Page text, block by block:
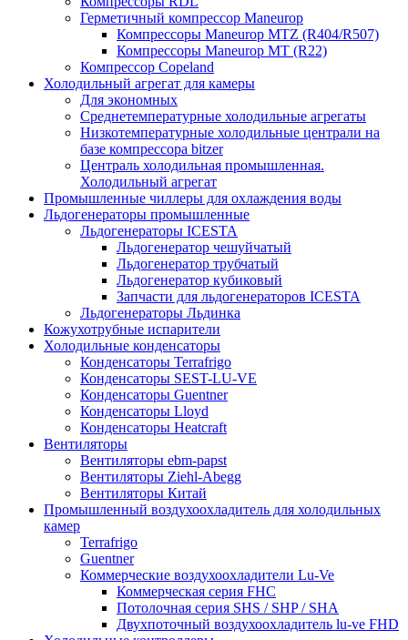
Герметичный компрессор Maneurop
Компрессоры Maneurop MTZ (R404/R507)
Компрессоры Maneurop MT (R22)
Компрессор Copeland
Холодильный агрегат для камеры
Для экономных
Среднетемпературные холодильные агрегаты
Низкотемпературные холодильные централи на
базе компрессора bitzer
Централь холодильная промышленная.
Холодильный агрегат
Промышленные чиллеры для охлаждения воды
Льдогенераторы промышленные
Льдогенераторы ICESTA
Льдогенератор чешуйчатый
Льдогенератор трубчатый
Льдогенератор кубиковый
Запчасти для льдогенераторов ICESTA
Льдогенераторы Льдинка
Кожухотрубные испарители
Холодильные конденсаторы
Конденсаторы Terrafrigo
Конденсаторы SEST-LU-VE
Конденсаторы Guentner
Конденсаторы Lloyd
Конденсаторы Heatcraft
Вентиляторы
Вентиляторы ebm-papst
Вентиляторы Ziehl-Abegg
Вентиляторы Китай
Промышленный воздухоохладитель для холодильных
камер
Terrafrigo
Guentner
Коммерческие воздухоохладители Lu-Ve
Коммерческая серия FHC
Потолочная серия SHS / SHP / SHA
Двухпоточный воздухоохладитель lu-ve FHD